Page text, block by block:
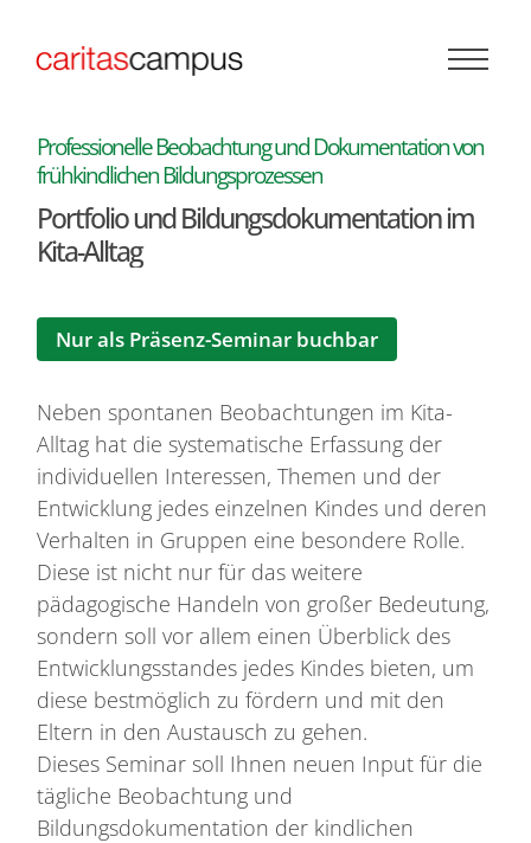
Professionelle Beobachtung und Dokumentation von
frühkindlichen Bildungsprozessen:
Portfolio und Bildungsdokumentation im
Kita-Alltag
Nur als Präsenz-Seminar buchbar
Neben spontanen Beobachtungen im Kita-
Alltag hat die systematische Erfassung der
individuellen Interessen, Themen und der
Entwicklung jedes einzelnen Kindes und deren
Verhalten in Gruppen eine besondere Rolle.
Diese ist nicht nur für das weitere
pädagogische Handeln von großer Bedeutung,
sondern soll vor allem einen Überblick des
Entwicklungsstandes jedes Kindes bieten, um
diese bestmöglich zu fördern und mit den
Eltern in den Austausch zu gehen.
Dieses Seminar soll Ihnen neuen Input für die
tägliche Beobachtung und
Bildungsdokumentation der kindlichen